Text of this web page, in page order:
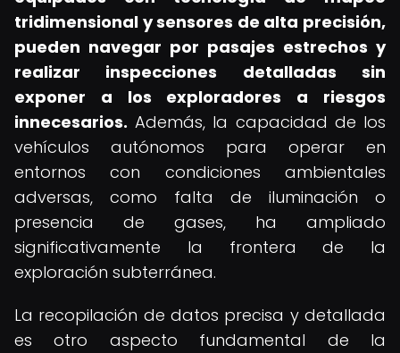
tridimensional y sensores de alta precisión,
pueden navegar por pasajes estrechos y
realizar inspecciones detalladas sin
exponer a los exploradores a riesgos
innecesarios. Además, la capacidad de los
vehículos autónomos para operar en
entornos con condiciones ambientales
adversas, como falta de iluminación o
presencia de gases, ha ampliado
significativamente la frontera de la
exploración subterránea.
La recopilación de datos precisa y detallada
es otro aspecto fundamental de la